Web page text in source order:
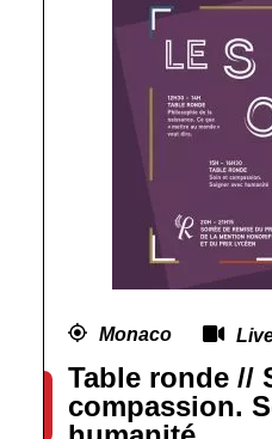
Monaco
Table ronde //
compassion.